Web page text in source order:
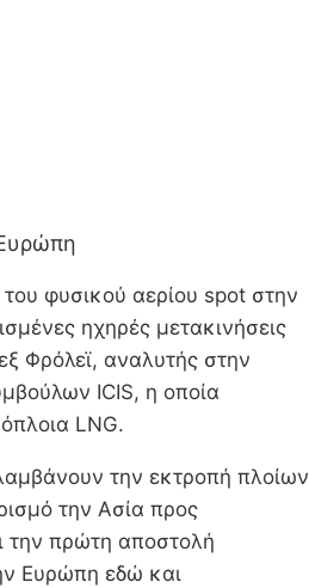
φυσικού αερίου spot στην
ηχηρές μετακινήσεις
Φρόλεϊ, αναλυτής στην
ICIS, η οποία
LNG.
την εκτροπή πλοίων
την Ασία προς
την πρώτη αποστολή
Ευρώπη εδώ και